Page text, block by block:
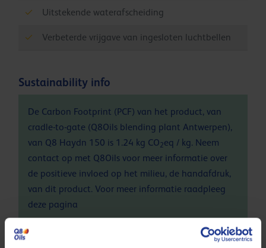
Uitstekende waterafscheiding
Verbeterde vrijgave van ingesloten luchtbellen
Sustainability info
De Carbon Footprint (PCF) van het product, van
cradle-to-gate (Q8Oils blending plant Antwerpen),
van Q8 Haydn 150 is 1.24 kg CO2eq / kg. Neem
contact op met Q8Oils voor meer informatie over
de positieve invloed op het milieu, de handafdruk,
van dit product. Voor meer informatie raadpleeg
deze pagina